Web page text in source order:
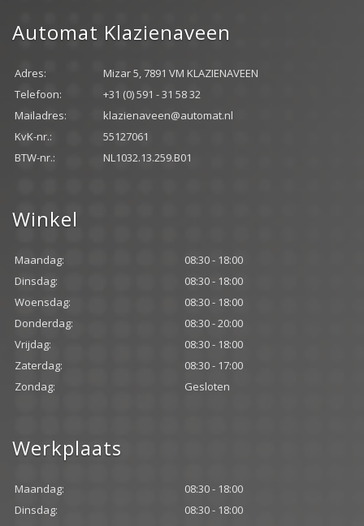
Automat Klazienaveen
Adres:
Mizar 5, 7891 VM KLAZIENAVEEN
Telefoon:
+31 (0) 591 - 31 58 32
Mailadres:
klazienaveen@automat.nl
KvK-nr.:
55127061
BTW-nr.:
NL1032.13.259.B01
Winkel
Maandag:
08:30 - 18:00
Dinsdag:
08:30 - 18:00
Woensdag:
08:30 - 18:00
Donderdag:
08:30 - 20:00
Vrijdag:
08:30 - 18:00
Zaterdag:
08:30 - 17:00
Zondag:
Gesloten
Werkplaats
Maandag:
08:30 - 18:00
Dinsdag:
08:30 - 18:00